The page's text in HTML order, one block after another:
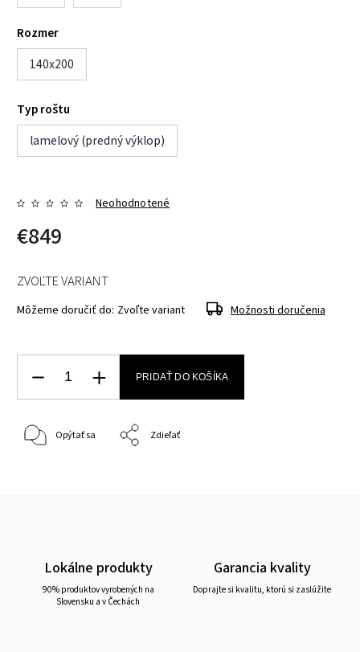
Rozmer
140x200
Typ roštu
lamelový (predný výklop)
Neohodnotené
€849
ZVOĽTE VARIANT
Môžeme doručiť do: Zvoľte variant Možnosti doručenia
PRIDAŤ DO KOŠÍKA
Opýtať sa Zdieľať
Lokálne produkty
90% produktov vyrobených na
Slovensku a v Čechách
Garancia kvality
Doprajte si kvalitu, ktorú si zaslúžite